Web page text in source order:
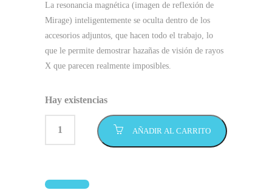
La resonancia magnética (imagen de reflexión de
Mirage) inteligentemente se oculta dentro de los
accesorios adjuntos, que hacen todo el trabajo, lo
que le permite demostrar hazañas de visión de rayos
X que parecen realmente imposibles.
Hay existencias
AÑADIR AL CARRITO